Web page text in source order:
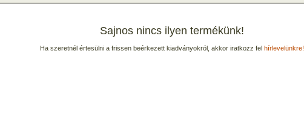
Sajnos nincs ilyen termékünk!
Ha szeretnél értesülni a frissen beérkezett kiadványokról, akkor iratkozz fel hírlevelünkre!